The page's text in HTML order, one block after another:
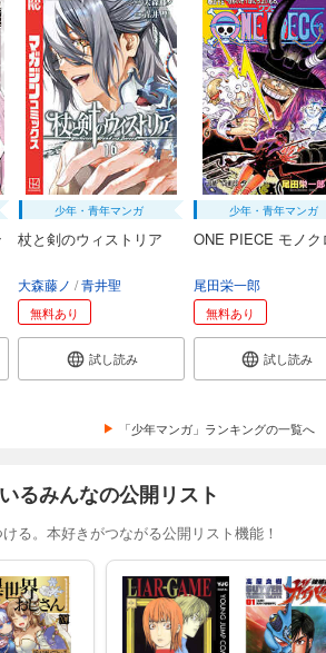
少年・青年マンガ
杖と剣のウィストリア
大森藤ノ 青井聖
無料あり
試し読み
少年・青年マンガ
ONE PIECE モノク
尾田栄一郎
無料あり
試し読み
「少年マンガ」ランキングの一覧へ
るみんなの公開リスト
る。本好きがつながる公開リスト機能！